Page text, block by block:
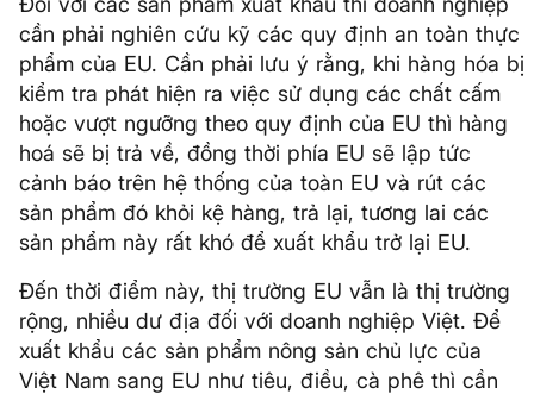
cần phải nghiên cứu kỹ các quy định an toàn thực
phẩm của EU. Cần phải lưu ý rằng, khi hàng hóa bị
kiểm tra phát hiện ra việc sử dụng các chất cấm
hoặc vượt ngưỡng theo quy định của EU thì hàng
hoá sẽ bị trả về, đồng thời phía EU sẽ lập tức
cảnh báo trên hệ thống của toàn EU và rút các
sản phẩm đó khỏi kệ hàng, trả lại, tương lai các
sản phẩm này rất khó để xuất khẩu trở lại EU.
Đến thời điểm này, thị trường EU vẫn là thị trường
rộng, nhiều dư địa đối với doanh nghiệp Việt. Để
xuất khẩu các sản phẩm nông sản chủ lực của
Việt Nam sang EU như tiêu, điều, cà phê thì cần